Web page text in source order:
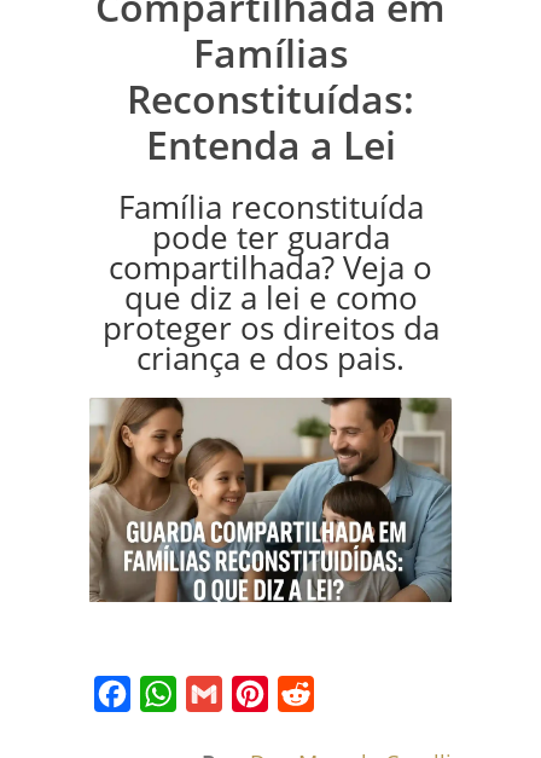
Famílias
Reconstituídas:
Entenda a Lei
Família reconstituída
pode ter guarda
compartilhada? Veja o
que diz a lei e como
proteger os direitos da
criança e dos pais.
FacebookWhatsApp
Gmail Pinterest